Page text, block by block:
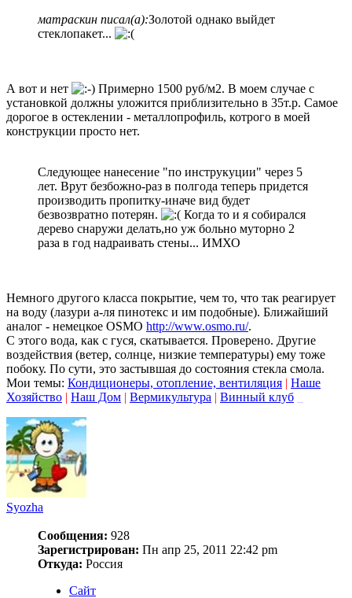
матраскин писал(а):Золотой однако выйдет
стеклопакет...
А вот и нет
Примерно 1500 руб/м2. В моем случае с
установкой должны уложится приблизительно в 35т.р. Самое
дорогое в остеклении - металлопрофиль, котрого в моей
конструкции просто нет.
Следующее нанесение "по инструкуции" через 5
лет. Врут безбожно-раз в полгода теперь придется
производить пропитку-иначе вид будет
безвозвратно потерян.
Когда то и я собирался
дерево снаружи делать,но уж больно муторно 2
раза в год надраивать стены... ИМХО
Немного другого класса покрытие, чем то, что так реагирует
на воду (лазури а-ля пинотекс и им подобные). Ближайший
аналог - немецкое OSMO http://www.osmo.ru/.
С этого вода, как с гуся, скатывается. Проверено. Другие
воздействия (ветер, солнце, низкие температуры) ему тоже
побоку. По сути, это застывшая до состояния стекла смола.
Мои темы: Кондиционеры, отопление, вентиляция | Наше
Хозяйство | Наш Дом | Вермикультура | Винный клуб
Syozha
Сообщения: 928
Зарегистрирован: Пн апр 25, 2011 22:42 pm
Откуда: Россия
Сайт